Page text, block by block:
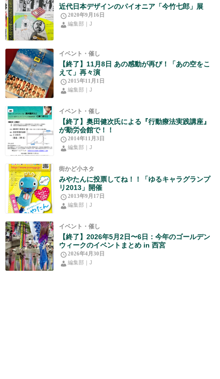
近代日本デザインのパイオニア「今竹七郎」展
2020年9月16日
編集部｜J
イベント・催し
【終了】11月8日 あの感動が再び！「あの空をこ
えて」再々演
2015年11月1日
編集部｜J
イベント・催し
【終了】奥田健次氏による『行動療法実践講座』
が勤労会館で！！
2014年11月3日
編集部｜J
街かど小ネタ
みやたんに投票してね！！「ゆるキャラグランプ
リ2013」開催
2013年9月17日
編集部｜J
イベント・催し
【終了】2026年5月2日〜6日：今年のゴールデン
ウィークのイベントまとめ in 西宮
2026年4月30日
編集部｜J